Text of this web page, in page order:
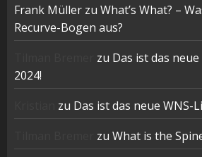
Frank Müller zu What’s What? –
Recurve-Bogen aus?
zu Das ist das
2024!
zu Das ist das neue WNS-
zu What is the